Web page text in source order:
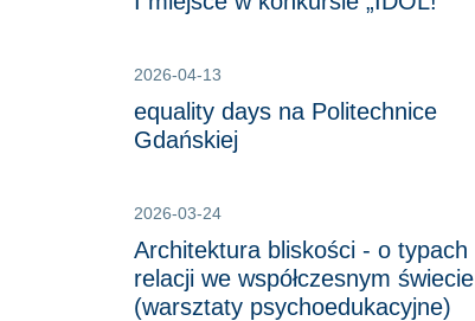
2026-04-13
equality days na Politechnice
Gdańskiej
2026-03-24
Architektura bliskości - o typach
relacji we współczesnym świecie
(warsztaty psychoedukacyjne)